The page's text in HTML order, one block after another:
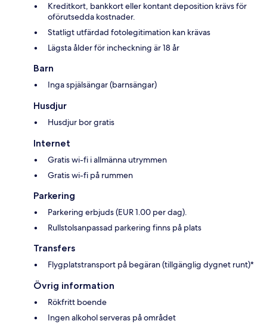
Kreditkort, bankkort eller kontant deposition krävs för
oförutsedda kostnader.
Statligt utfärdad fotolegitimation kan krävas
Lägsta ålder för incheckning är 18 år
Barn
Inga spjälsängar (barnsängar)
Husdjur
Husdjur bor gratis
Internet
Gratis wi-fi i allmänna utrymmen
Gratis wi-fi på rummen
Parkering
Parkering erbjuds (EUR 1.00 per dag).
Rullstolsanpassad parkering finns på plats
Transfers
Flygplatstransport på begäran (tillgänglig dygnet runt)*
Övrig information
Rökfritt boende
Ingen alkohol serveras på området